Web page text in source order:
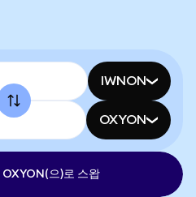
IWNON
OXYON
OXYON(으)로 스왑